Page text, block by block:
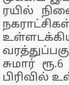
ரயில்
சுமார்
பிரிவில்